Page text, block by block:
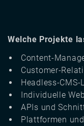
Welche Projekte
Content-
Customer-
Headless-CMS-
Individuelle
APIs und
Plattformen